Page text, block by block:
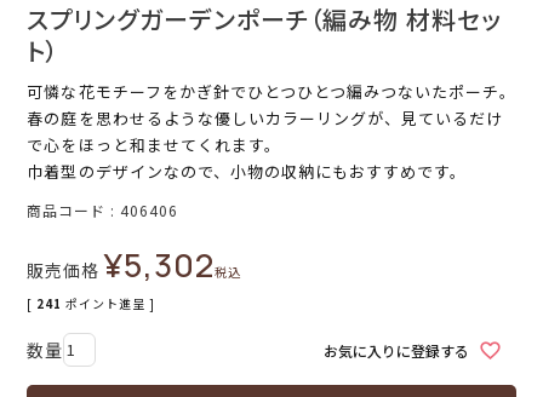
スプリングガーデンポーチ（編み物 材料セッ
ト）
可憐な花モチーフをかぎ針でひとつひとつ編みつないたポーチ。
春の庭を思わせるような優しいカラーリングが、見ているだけ
で心をほっと和ませてくれます。
巾着型のデザインなので、小物の収納にもおすすめです。
商品コード 406406
販売価格 ¥5,302税込
[ 241 ポイント進呈 ]
お気に入りに登録する